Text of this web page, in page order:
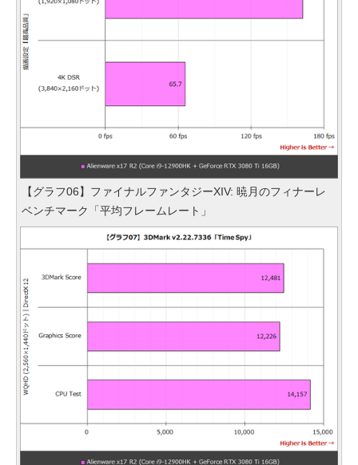
【グラフ06】ファイナルファンタジーXIV: 暁月のフィナーレ
ベンチマーク「平均フレームレート」